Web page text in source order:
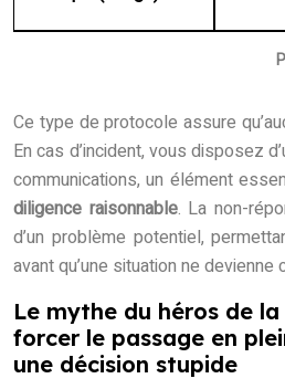
Ce type de protocole assure
En cas d’incident, vous disposez
communications, un élément
diligence raisonnable. La non-
d’un problème potentiel,
avant qu’une situation ne devienne
Le mythe du héros de
forcer le passage en
une décision stupide